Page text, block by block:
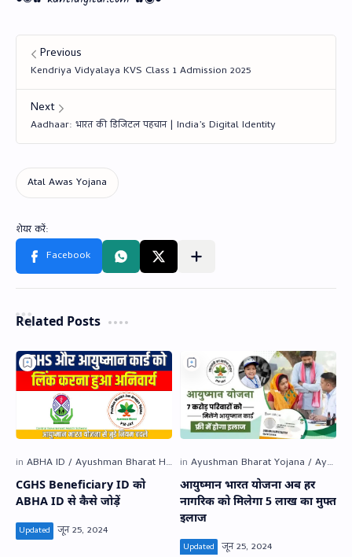
Related Posts
CGHS Beneficiary ID को
ABHA ID से कैसे जोड़ें
आयुष्‍मान भारत योजना अब हर
नागरिक को मिलेगा 5 लाख का मुफ्त
इलाज